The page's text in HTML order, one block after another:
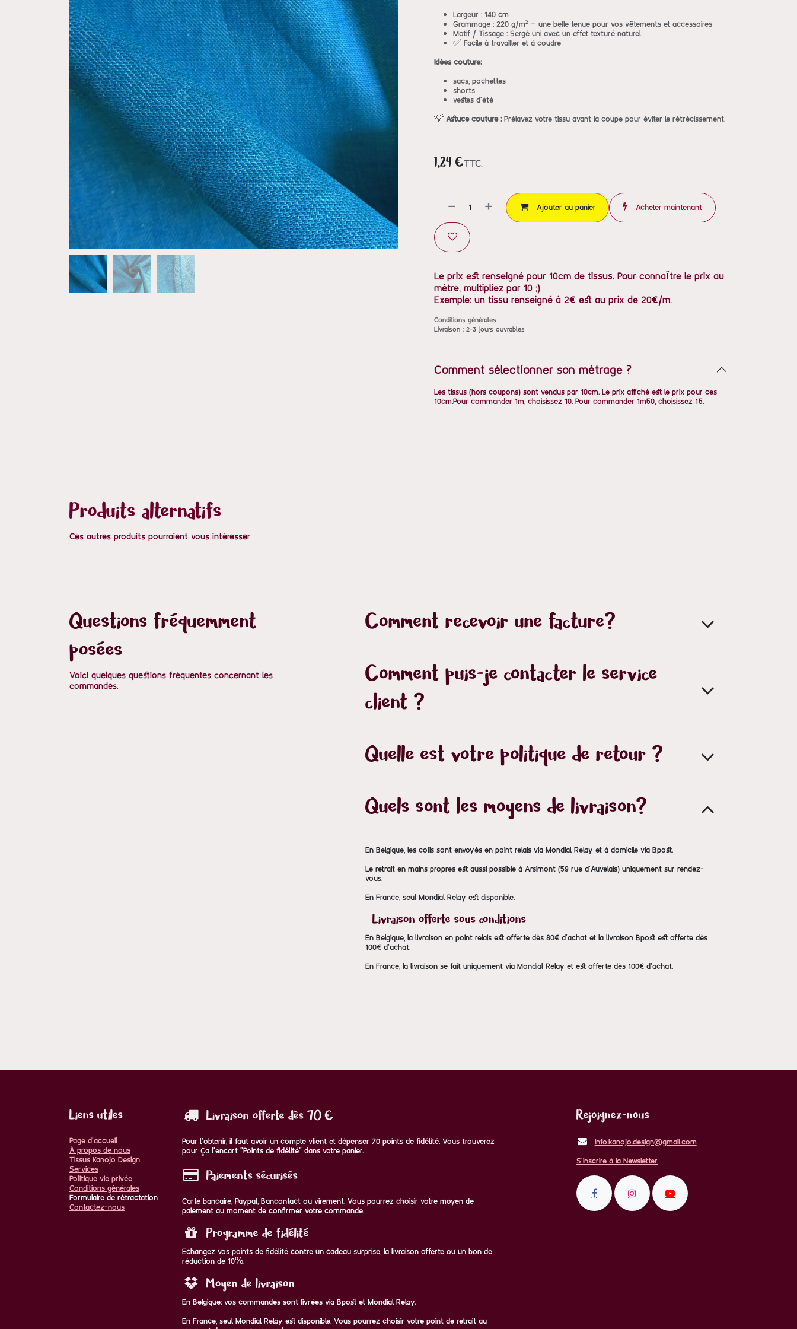
Largeur : 140 cm
Grammage : 220 g/m² – une belle tenue pour vos vêtements et accessoires
Motif / Tissage : Sergé uni avec un effet texturé naturel
✅ Facile à travailler et à coudre
Idées couture:
sacs, pochettes
shorts
vestes d'été
💡 Astuce couture :Prélavez votre tissu avant la coupe pour éviter le rétrécissement.
1,24 €TTC.
Ajouter au panier Acheter maintenant
Le prix est renseigné pour 10cm de tissus. Pour connaître le prix au
mètre, multipliez par 10 ;)
Exemple: un tissu renseigné à 2€ est au prix de 20€/m.
Conditions générales
Livraison : 2-3 jours ouvrables
Comment sélectionner son métrage ?
Les tissus (hors coupons) sont vendus par 10cm. Le prix affiché est le prix pour ces
10cm.Pour commander 1m, choisissez 10. Pour commander 1m50, choisissez 15.
Produits alternatifs
Ces autres produits pourraient vous intéresser
Questions fréquemment
posées
Voici quelques questions fréquentes concernant les
commandes.
Comment recevoir une facture?
Comment puis-je contacter le service
client ?
Quelle est votre politique de retour ?
Quels sont les moyens de livraison?
En Belgique, les colis sont envoyés en point relais via Mondial Relay et à domicile via Bpost.
Le retrait en mains propres est aussi possible à Arsimont (59 rue d'Auvelais) uniquement sur rendez-
vous.
En France, seul Mondial Relay est disponible.
Livraison offerte sous conditions
En Belgique, la livraison en point relais est offerte dès 80€ d'achat et la livraison Bpost est offerte dès
100€ d'achat.
En France, la livraison se fait uniquement via Mondial Relay et est offerte dès 100€ d'achat.
Liens utiles
Page d'accueil
À propos de nous
Tissus Kanojo Design
Services
Politique vie privée
Conditions générales
Formulaire de rétractation
Contactez-nous
Livraison offerte dès 70 €
Pour l'obtenir, il faut avoir un compte vlient et dépenser 70 points de fidélité. Vous trouverez
pour ça l'encart "Points de fidélité" dans votre panier.
Paiements sécurisés
Carte bancaire, Paypal, Bancontact ou virement. Vous pourrez choisir votre moyen de
paiement au moment de confirmer votre commande.
Programme de fidélité
Echangez vos points de fidélité contre un cadeau surprise, la livraison offerte ou un bon de
réduction de 10%.
Moyen de livraison
En Belgique: vos commandes sont livrées via Bpost et Mondial Relay.
En France, seul Mondial Relay est disponible. Vous pourrez choisir votre point de retrait au
Rejoignez-nous
info.kanojo.design@gmail.com
S'inscrire à la Newsletter